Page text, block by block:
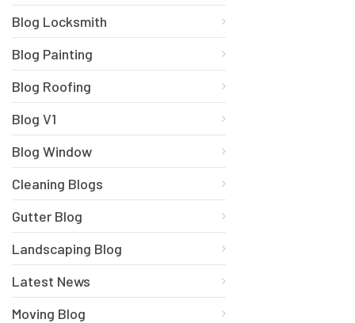
Blog Locksmith
Blog Painting
Blog Roofing
Blog V1
Blog Window
Cleaning Blogs
Gutter Blog
Landscaping Blog
Latest News
Moving Blog